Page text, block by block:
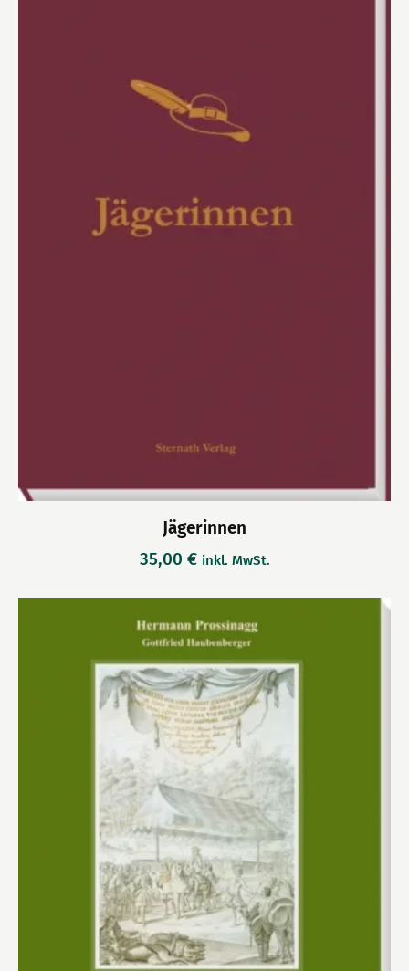
Jägerinnen
35,00 € inkl. MwSt.